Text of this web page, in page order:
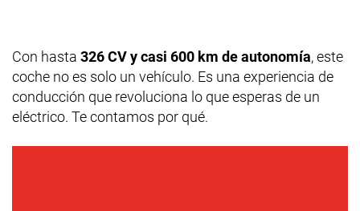
Con hasta 326 CV y casi 600 km de autonomía, este
coche no es solo un vehículo. Es una experiencia de
conducción que revoluciona lo que esperas de un
eléctrico. Te contamos por qué.